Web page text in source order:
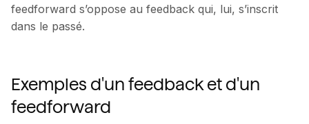
feedforward s’oppose au feedback qui, lui, s’inscrit
dans le passé.
Exemples d'un feedback et d'un
feedforward